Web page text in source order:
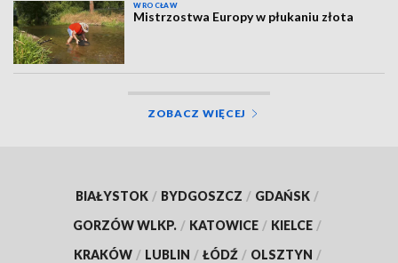
WROCŁAW
Mistrzostwa Europy w płukaniu złota
ZOBACZ WIĘCEJ
BIAŁYSTOK / BYDGOSZCZ / GDAŃSK /
GORZÓW WLKP. / KATOWICE / KIELCE /
KRAKÓW / LUBLIN / ŁÓDŹ / OLSZTYN /